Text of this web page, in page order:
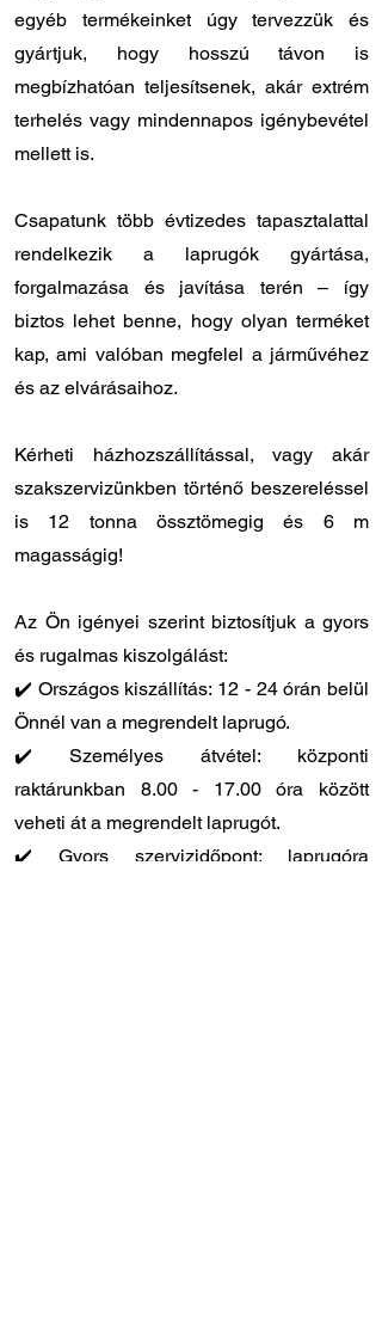
egyéb termékeinket úgy tervezzük és
gyártjuk, hogy hosszú távon is
megbízhatóan teljesítsenek, akár extrém
terhelés vagy mindennapos igénybevétel
mellett is.
Csapatunk több évtizedes tapasztalattal
rendelkezik a laprugók gyártása,
forgalmazása és javítása terén – így
biztos lehet benne, hogy olyan terméket
kap, ami valóban megfelel a járművéhez
és az elvárásaihoz.
Kérheti házhozszállítással, vagy akár
szakszervizünkben történő beszereléssel
is 12 tonna össztömegig és 6 m
magasságig!
Az Ön igényei szerint biztosítjuk a gyors
és rugalmas kiszolgálást:
✔️ Országos kiszállítás: 12 - 24 órán belül
Önnél van a megrendelt laprugó.
✔️ Személyes átvétel: központi
raktárunkban 8.00 - 17.00óra között
veheti át a megrendelt laprugót.
✔️ Gyors szervizidőpont: laprugóra